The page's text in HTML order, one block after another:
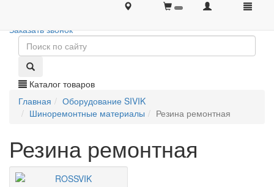
+7 (495) 646-08-66 +7 (495) 646-08-66
Заказать звонок
Каталог товаров
Главная
Оборудование SIVIK
Шиноремонтные материалы
Резина ремонтная
Резина ремонтная